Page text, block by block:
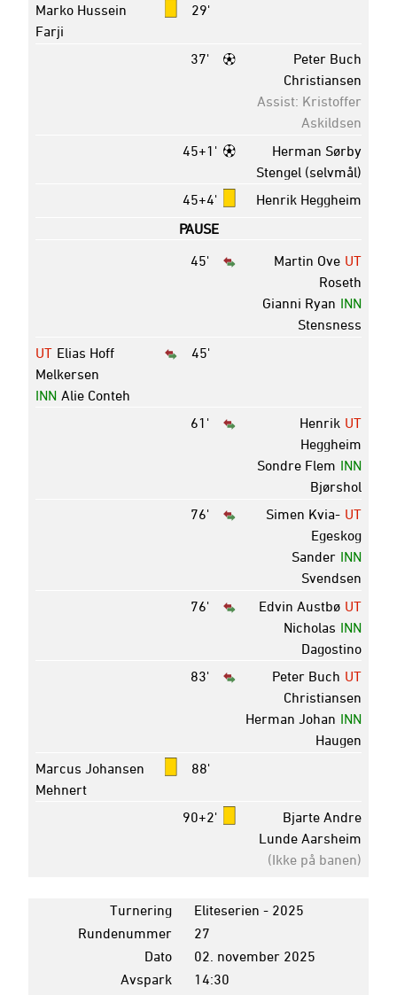
29'
Marko Hussein
Farji
37'
Peter Buch
Christiansen
Assist: Kristoffer
Askildsen
45+1'
Herman Sørby
Stengel (selvmål)
45+4'
Henrik Heggheim
PAUSE
45' UT
Martin Ove
Roseth
INN
Gianni Ryan
Stensness
45'
UT Elias Hoff
Melkersen
INN Alie Conteh
61'
UT
Henrik
Heggheim
INN
Sondre Flem
Bjørshol
76'
UT
Simen Kvia-
Egeskog
INN
Sander
Svendsen
76'
UT
Edvin Austbø
INN
Nicholas
Dagostino
83'
UT
Peter Buch
Christiansen
INN
Herman Johan
Haugen
88'
Marcus Johansen
Mehnert
90+2'
Bjarte Andre
Lunde Aarsheim
(Ikke på banen)
Turnering
Eliteserien - 2025
Rundenummer
27
Dato
02. november 2025
Avspark
14:30